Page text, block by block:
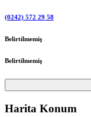
(0242) 572 29 58
Belirtilmemiş
Belirtilmemiş
Harita Konum